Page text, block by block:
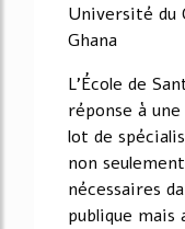
Université du
Ghana
L'École de
réponse à
lot de
non
nécessaires
publique mais